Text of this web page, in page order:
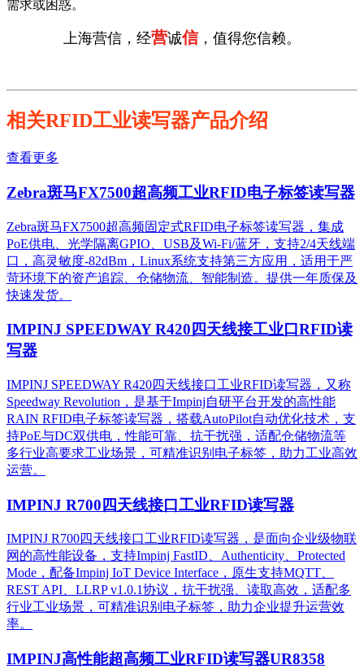
需求或困惑。
上海营信，经营诚信，值得您信赖。
相关RFID工业读写器产品介绍
查看更多
Zebra斑马FX7500超高频工业RFID电子标签读写器
Zebra斑马FX7500超高频固定式RFID电子标签读写器，集成
PoE供电、光学隔离GPIO、USB及Wi-Fi/蓝牙，支持2/4天线端
口，高灵敏度-82dBm，Linux系统支持第三方应用，适用于严
苛环境下的资产追踪、仓储物流、智能制造。提供一年质保及
快速发货。
IMPINJ SPEEDWAY R420四天线接工业口RFID读
写器
IMPINJ SPEEDWAY R420四天线接口工业RFID读写器，又称
Speedway Revolution，是基于Impinj自研平台开发的高性能
RAIN RFID电子标签读写器，搭载AutoPilot自动优化技术，支
持PoE与DC双供电，性能可靠、抗干扰强，适配仓储物流等
多行业高要求工业场景，可精准识别电子标签，助力工业高效
运营。​
IMPINJ R700四天线接口工业RFID读写器
IMPINJ R700四天线接口工业RFID读写器，是面向企业级物联
网的高性能设备，支持Impinj FastID、Authenticity、Protected
Mode，配备Impinj IoT Device Interface，原生支持MQTT、
REST API、LLRP v1.0.1协议，抗干扰强、读取高效，适配多
行业工业场景，可精准识别电子标签，助力企业提升运营效
率。
IMPINJ高性能超高频工业RFID读写器UR8358